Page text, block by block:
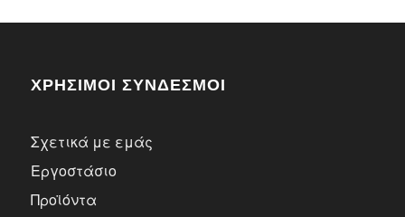
ΧΡΗΣΙΜΟΙ ΣΥΝΔΕΣΜΟΙ
Σχετικά με εμάς
Εργοστάσιο
Προϊόντα